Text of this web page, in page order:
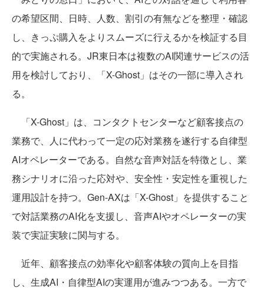
の希望区間、日時、人数、割引の有無などを整理・確認
し、きっぷ購入をよりスムーズに行えるかを検証する目
的で実施される。JR東日本は複数のAI関連サービスの活
用を検討しており、「X-Ghost」はその一部に導入され
る。
「X-Ghost」は、コンタクトセンターなど顧客接点の
業務で、人に代わって一定の応対業務を遂行する自律型
AIオペレーターである。自然な音声対話を特徴とし、業
務シナリオに沿った応対や、安全性・安定性を重視した
運用設計を持つ。Gen-AXは「X-Ghost」を提供すること
で対話業務のAI化を支援し、音声AIやオペレーターの実
装で実証実験に関与する。
近年、顧客接点の効率化や顧客体験の質向上を目指
し、生成AI・自律型AIの実運用が進みつつある。一方で